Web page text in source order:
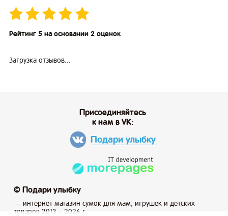
Рейтинг 5 на основании 2 оценок
Загрузка отзывов...
© Подари улыбку
— интернет-магазин сумок для мам, игрушек и детских
товаров 2013 – 2026 г.
Присоединяйтесь
к нам в VK:
Подари улыбку